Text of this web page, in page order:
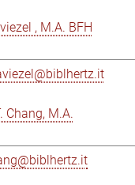
, M.A. BFH
Chang, M.A.